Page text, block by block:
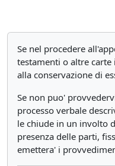
Se nel procedere
testamenti o altre
alla conservazione di
Se non puo'
processo verbale
le chiude in un involto
presenza delle parti,
emettera' i